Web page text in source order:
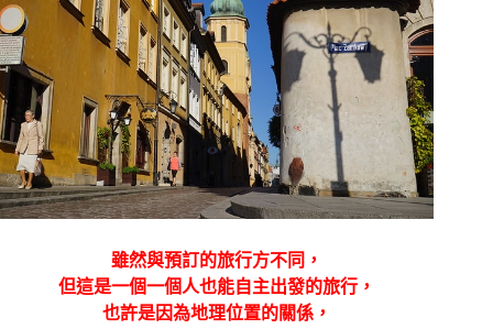
雖然與預訂的旅行方不同，
但這是一個一個人也能自主出發的旅行，
也許是因為地理位置的關係，